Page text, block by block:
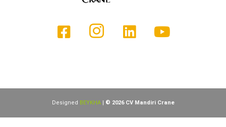
Designed BEYKHA| © 2026 CV Mandiri Crane